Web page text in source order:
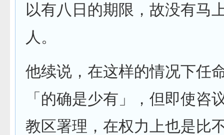
以有八日的期限，故没有马
人。
他续说，在这样的情况下任
「的确是少有」，但即使咨
教区署理，在权力上也是比